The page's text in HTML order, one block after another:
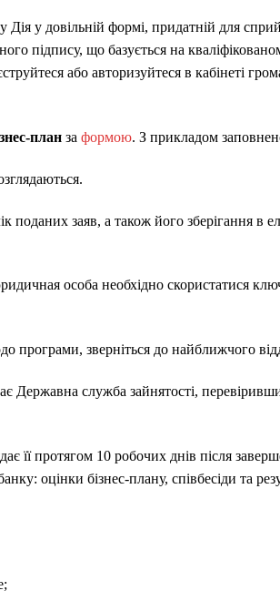
у довільній формі, придатній для
підпису, що базується на
або авторизуйтеся в кабінеті
план за формою. З прикладом
заяв, а також його зберігання в
особа необхідно скористатися
програми, зверніться до найближчого
Державна служба зайнятості,
її протягом 10 робочих днів після
оцінки бізнес-плану, співбесіди та